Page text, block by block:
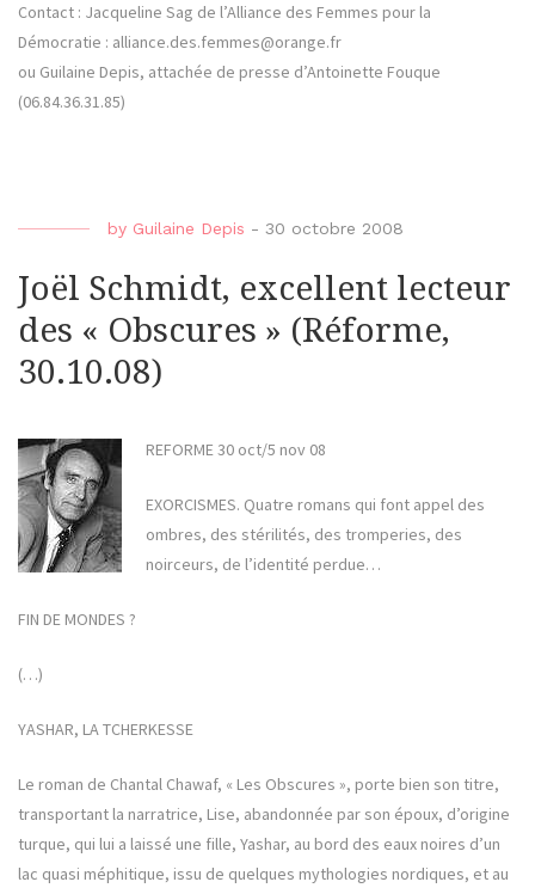
Contact : Jacqueline Sag de l’Alliance des Femmes pour la
Démocratie : alliance.des.femmes@orange.fr
ou Guilaine Depis, attachée de presse d’Antoinette Fouque
(06.84.36.31.85)
by Guilaine Depis - 30 octobre 2008
Joël Schmidt, excellent lecteur
des « Obscures » (Réforme,
30.10.08)
REFORME 30 oct/5 nov 08
EXORCISMES. Quatre romans qui font appel des
ombres, des stérilités, des tromperies, des
noirceurs, de l’identité perdue…
FIN DE MONDES ?
(…)
YASHAR, LA TCHERKESSE
Le roman de Chantal Chawaf, « Les Obscures », porte bien son titre,
transportant la narratrice, Lise, abandonnée par son époux, d’origine
turque, qui lui a laissé une fille, Yashar, au bord des eaux noires d’un
lac quasi méphitique, issu de quelques mythologies nordiques, et au